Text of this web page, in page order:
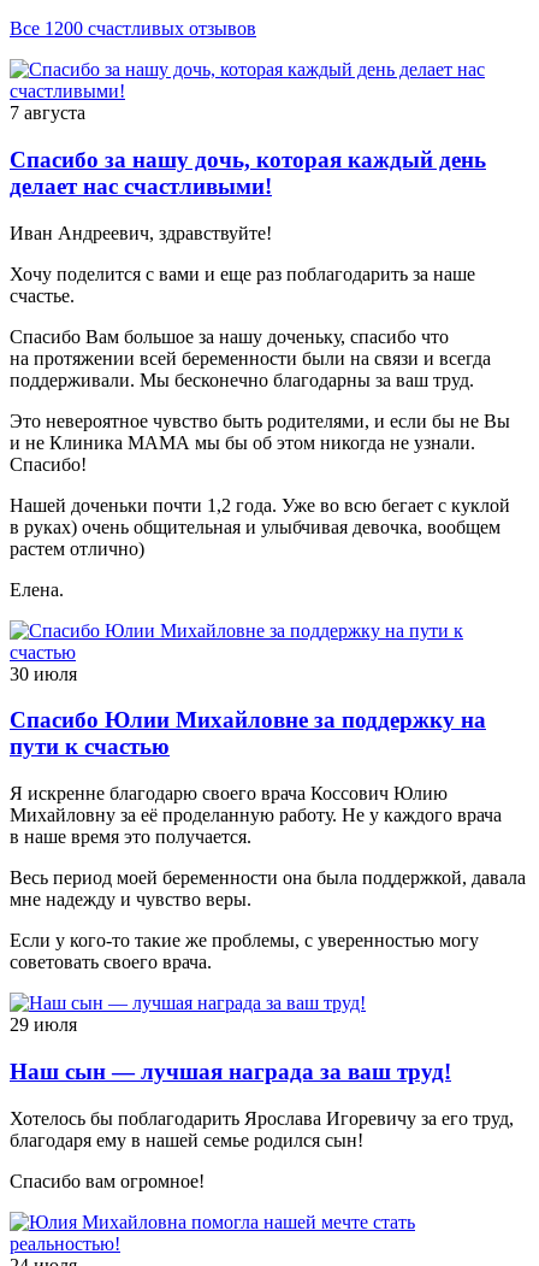
Все 1200 счастливых отзывов
7 августа
Спасибо за нашу дочь, которая каждый день
делает нас счастливыми!
Иван Андреевич, здравствуйте!
Хочу поделится с вами и еще раз поблагодарить за наше
счастье.
Спасибо Вам большое за нашу доченьку, спасибо что
на протяжении всей беременности были на связи и всегда
поддерживали. Мы бесконечно благодарны за ваш труд.
Это невероятное чувство быть родителями, и если бы не Вы
и не Клиника МАМА мы бы об этом никогда не узнали.
Спасибо!
Нашей доченьки почти 1,2 года. Уже во всю бегает с куклой
в руках) очень общительная и улыбчивая девочка, вообщем
растем отлично)
Елена.
30 июля
Спасибо Юлии Михайловне за поддержку на
пути к счастью
Я искренне благодарю своего врача Коссович Юлию
Михайловну за её проделанную работу. Не у каждого врача
в наше время это получается.
Весь период моей беременности она была поддержкой, давала
мне надежду и чувство веры.
Если у кого-то такие же проблемы, с уверенностью могу
советовать своего врача.
29 июля
Наш сын — лучшая награда за ваш труд!
Хотелось бы поблагодарить Ярослава Игоревичу за его труд,
благодаря ему в нашей семье родился сын!
Спасибо вам огромное!